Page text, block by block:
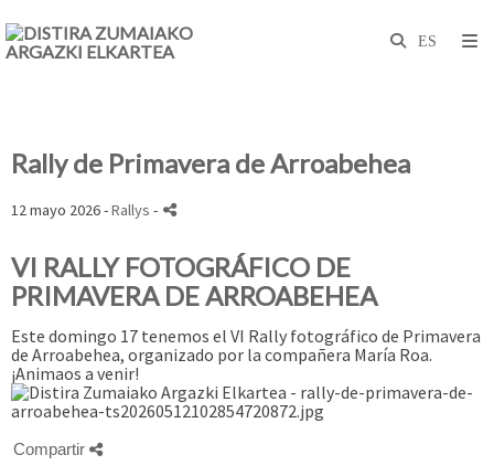
Rally de Primavera de Arroabehea
12 mayo 2026 -Rallys -
VI RALLY FOTOGRÁFICO DE
PRIMAVERA DE ARROABEHEA
Este domingo 17 tenemos el VI Rally fotográfico de Primavera
de Arroabehea, organizado por la compañera María Roa.
¡Animaos a venir!
Compartir